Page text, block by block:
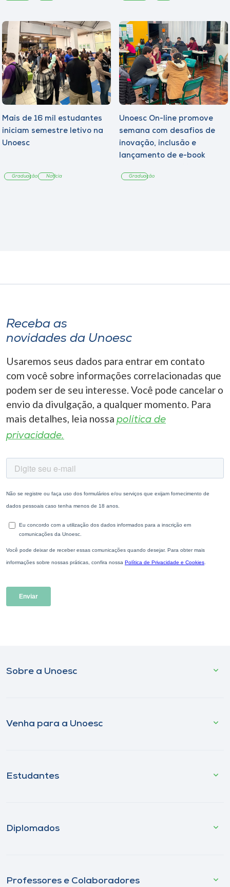
Mais de 16 mil estudantes
iniciam semestre letivo na
Unoesc
Graduação Notícia
Unoesc On-line promove
semana com desafios de
inovação, inclusão e
lançamento de e-book
Graduação
Receba as
novidades da Unoesc
Usaremos seus dados para entrar em contato
com você sobre informações correlacionadas que
podem ser de seu interesse. Você pode cancelar o
envio da divulgação, a qualquer momento. Para
mais detalhes, leia nossa política de
privacidade.
Sobre a Unoesc
Venha para a Unoesc
Estudantes
Diplomados
Professores e Colaboradores